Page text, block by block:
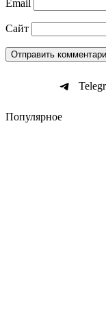
Email
Сайт
Популярное